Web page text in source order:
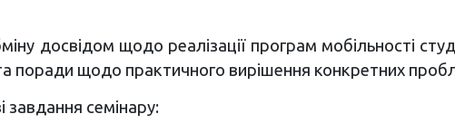
досвідом щодо реалізації програм мобільності
поради щодо практичного вирішення конкретних
семінару: